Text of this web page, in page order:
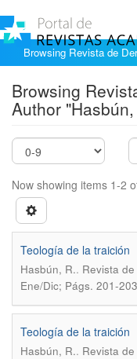
Browsing Revista de
Browsing
Author
Now showing items 1-2
Teología de la traición
Hasbún, R.. Revista
Ene/Dic; Págs. 201-203
Teología de la traición
Hasbún, R.. Revista